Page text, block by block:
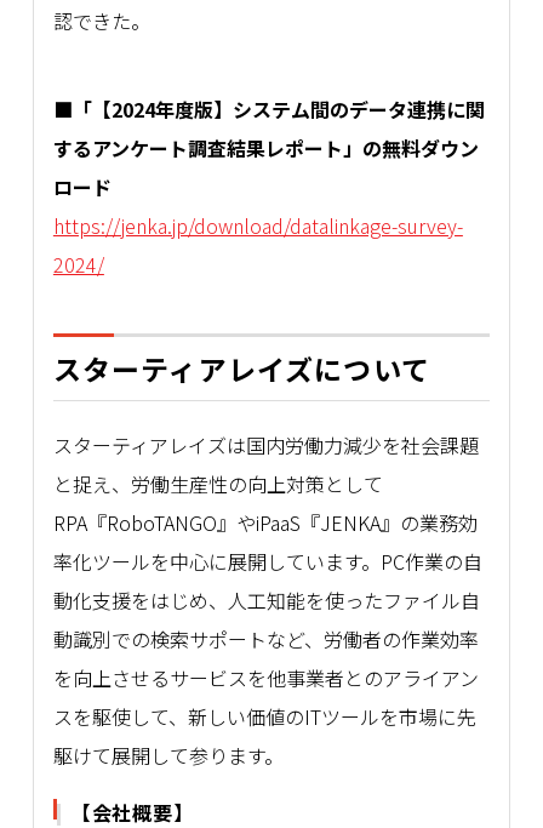
認できた。
■「【2024年度版】システム間のデータ連携に関
するアンケート調査結果レポート」の無料ダウン
ロード
https://jenka.jp/download/datalinkage-survey-
2024/
スターティアレイズについて
スターティアレイズは国内労働力減少を社会課題
と捉え、労働生産性の向上対策として
RPA『RoboTANGO』やiPaaS『JENKA』の業務効
率化ツールを中心に展開しています。PC作業の自
動化支援をはじめ、人工知能を使ったファイル自
動識別での検索サポートなど、労働者の作業効率
を向上させるサービスを他事業者とのアライアン
スを駆使して、新しい価値のITツールを市場に先
駆けて展開して参ります。
【会社概要】